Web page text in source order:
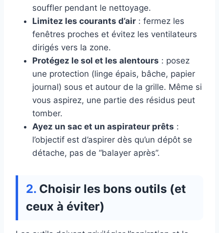
souffler pendant le nettoyage.
Limitez les courants d’air : fermez les
fenêtres proches et évitez les ventilateurs
dirigés vers la zone.
Protégez le sol et les alentours : posez
une protection (linge épais, bâche, papier
journal) sous et autour de la grille. Même si
vous aspirez, une partie des résidus peut
tomber.
Ayez un sac et un aspirateur prêts :
l’objectif est d’aspirer dès qu’un dépôt se
détache, pas de “balayer après”.
Choisir les bons outils (et
ceux à éviter)